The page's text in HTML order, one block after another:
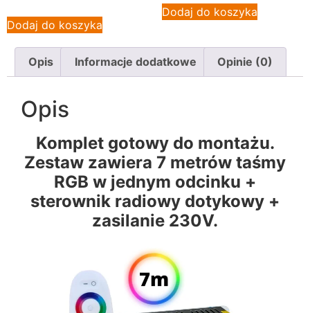
Dodaj do koszyka
Dodaj do koszyka
Opis Informacje dodatkowe Opinie (0)
Opis
Komplet gotowy do montażu.
Zestaw zawiera 7 metrów taśmy
RGB w jednym odcinku +
sterownik radiowy dotykowy +
zasilanie 230V.